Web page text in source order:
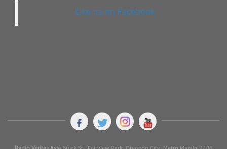
Like us on Facebook